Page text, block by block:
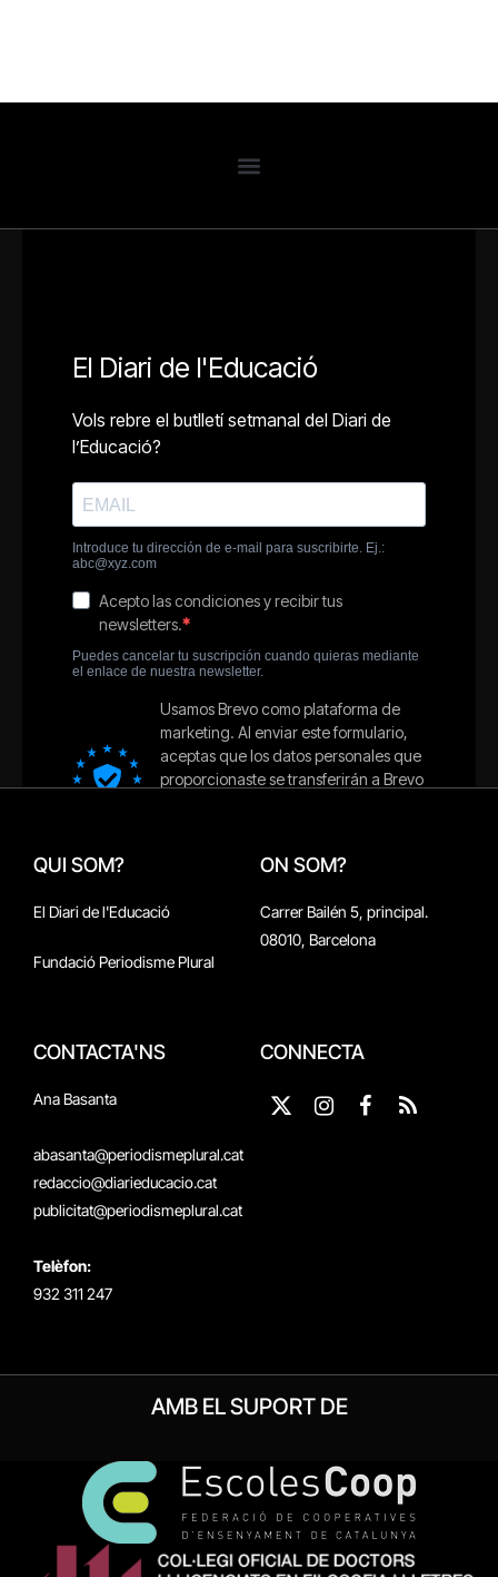
QUI SOM?
El Diari de l'Educació
Fundació Periodisme Plural
ON SOM?
Carrer Bailén 5, principal.
08010, Barcelona
CONTACTA'NS
Ana Basanta
abasanta@periodismeplural.cat
redaccio@diarieducacio.cat
publicitat@periodismeplural.cat
Telèfon:
932 311 247
CONNECTA
X
InstagramFacebook
RSS
AMB EL SUPORT DE